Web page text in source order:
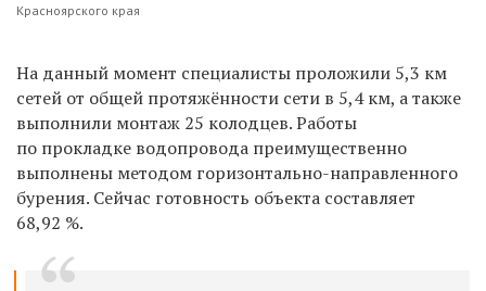
Красноярского края
На данный момент специалисты проложили 5,3 км
сетей от общей протяжённости сети в 5,4 км, а также
выполнили монтаж 25 колодцев. Работы
по прокладке водопровода преимущественно
выполнены методом горизонтально-направленного
бурения. Сейчас готовность объекта составляет
68,92 %.